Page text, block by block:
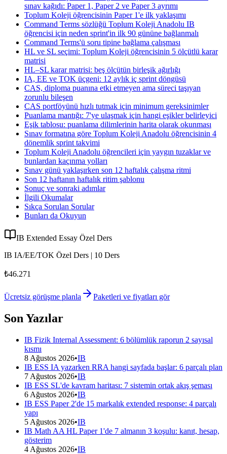
sınav kağıdı: Paper 1, Paper 2 ve Paper 3 ayrımı
Toplum Koleji öğrencisinin Paper 1'e ilk yaklaşımı
Command Terms sözlüğü Toplum Koleji Anadolu IB
öğrencisi için neden sprint'in ilk 90 gününe bağlanmalı
Command Terms'ü soru tipine bağlama çalışması
HL ve SL seçimi: Toplum Koleji öğrencisinin 5 ölçütlü karar
matrisi
HL–SL karar matrisi: beş ölçütün birleşik ağırlığı
IA, EE ve TOK üçgeni: 12 aylık iç sprint döngüsü
CAS, diploma puanına etki etmeyen ama süreci taşıyan
zorunlu bileşen
CAS portföyünü hızlı tutmak için minimum gereksinimler
Puanlama mantığı: 7'ye ulaşmak için hangi eşikler belirleyici
Eşik tablosu: puanlama dilimlerinin harita olarak okunması
Sınav formatına göre Toplum Koleji Anadolu öğrencisinin 4
dönemlik sprint takvimi
Toplum Koleji Anadolu öğrencileri için yaygın tuzaklar ve
bunlardan kaçınma yolları
Sınav günü yaklaşırken son 12 haftalık çalışma ritmi
Son 12 haftanın haftalık ritim şablonu
Sonuç ve sonraki adımlar
İlgili Okumalar
Sıkça Sorulan Sorular
Bunları da Okuyun
IB Extended Essay Özel Ders
IB IA/EE/TOK Özel Ders | 10 Ders
₺46.271
Ücretsiz görüşme planla Paketleri ve fiyatları gör
Son Yazılar
IB Fizik Internal Assessment: 6 bölümlük raporun 2 sayısal
kısmı
8 Ağustos 2026•IB
IB ESS IA yazarken RRA hangi sayfada başlar: 6 parçalı plan
7 Ağustos 2026•IB
IB ESS SL'de kavram haritası: 7 sistemin ortak akış şeması
6 Ağustos 2026•IB
IB ESS Paper 2'de 15 markalık extended response: 4 parçalı
yapı
5 Ağustos 2026•IB
IB Math AA HL Paper 1'de 7 almanın 3 koşulu: kanıt, hesap,
gösterim
4 Ağustos 2026•IB